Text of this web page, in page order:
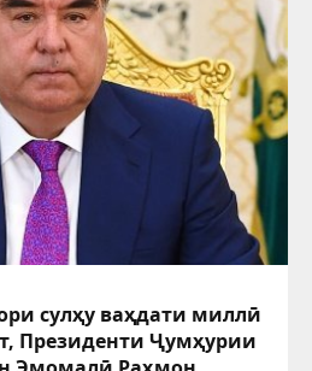
сулҳу ваҳдати миллӣ
Президенти Ҷумҳурии